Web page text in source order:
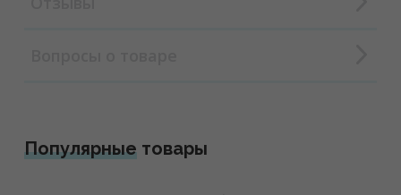
Популярныетовары